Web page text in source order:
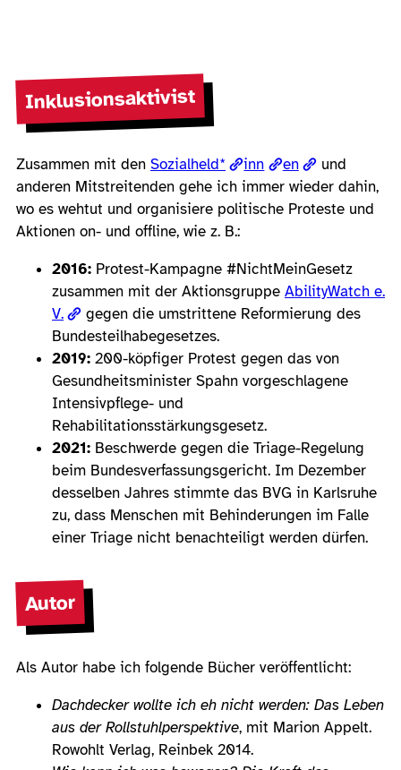
Inklusionsaktivist
Zusammen mit den Sozialheld* inn en
und
anderen Mitstreitenden gehe ich immer wieder dahin,
wo es wehtut und organisiere politische Proteste und
Aktionen on- und offline, wie z. B.:
2016: Protest-Kampagne #NichtMeinGesetz
zusammen mit der Aktionsgruppe AbilityWatch e.
V.
gegen die umstrittene Reformierung des
Bundesteilhabegesetzes.
2019: 200-köpfiger Protest gegen das von
Gesundheitsminister Spahn vorgeschlagene
Intensivpflege- und
Rehabilitationsstärkungsgesetz.
2021: Beschwerde gegen die Triage-Regelung
beim Bundesverfassungsgericht. Im Dezember
desselben Jahres stimmte das BVG in Karlsruhe
zu, dass Menschen mit Behinderungen im Falle
einer Triage nicht benachteiligt werden dürfen.
Autor
Als Autor habe ich folgende Bücher veröffentlicht:
Dachdecker wollte ich eh nicht werden: Das Leben
aus der Rollstuhlperspektive, mit Marion Appelt.
Rowohlt Verlag, Reinbek 2014.